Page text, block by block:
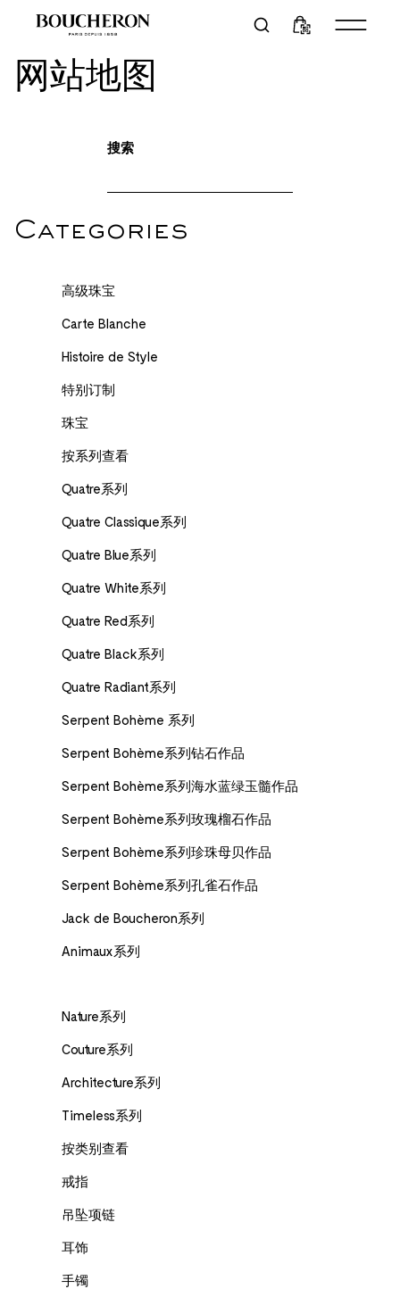
网站地图
搜索
Categories
高级珠宝
Carte Blanche
Histoire de Style
特别订制
珠宝
按系列查看
Quatre系列
Quatre Classique系列
Quatre Blue系列
Quatre White系列
Quatre Red系列
Quatre Black系列
Quatre Radiant系列
Serpent Bohème 系列
Serpent Bohème系列钻石作品
Serpent Bohème系列海水蓝绿玉髓作品
Serpent Bohème系列玫瑰榴石作品
Serpent Bohème系列珍珠母贝作品
Serpent Bohème系列孔雀石作品
Jack de Boucheron系列
Animaux系列
Nature系列
Couture系列
Architecture系列
Timeless系列
按类别查看
戒指
吊坠项链
耳饰
手镯